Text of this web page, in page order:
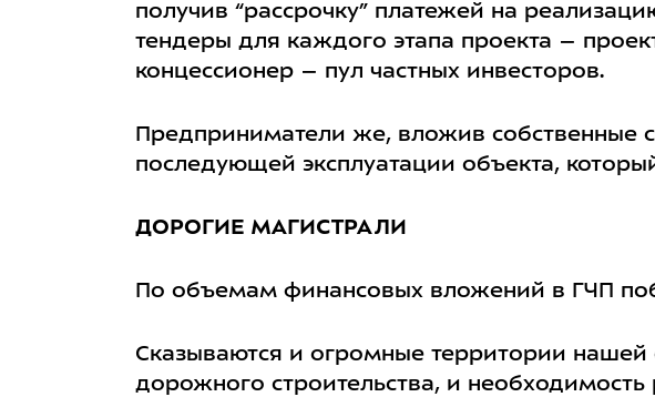
получив “рассрочку” платежей на
тендеры для каждого этапа проекта –
концессионер – пул частных инвесторов.
Предприниматели же, вложив собственные
последующей эксплуатации объекта,
ДОРОГИЕ МАГИСТРАЛИ
По объемам финансовых вложений в ГЧП
Сказываются и огромные территории
дорожного строительства, и